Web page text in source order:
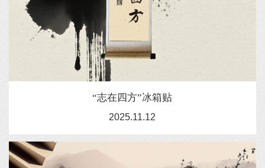
“志在四方”冰箱贴
2025.11.12